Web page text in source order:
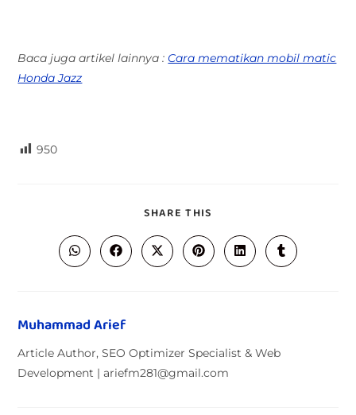
Baca juga artikel lainnya : Cara mematikan mobil matic
Honda Jazz
950
SHARE THIS
Muhammad Arief
Article Author, SEO Optimizer Specialist & Web
Development | ariefm281@gmail.com